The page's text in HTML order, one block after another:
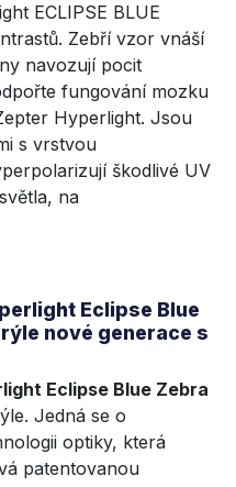
ECLIPSE BLUE
Zebří vzor vnáší
navozují pocit
fungování mozku
Hyperlight. Jsou
s vrstvou
škodlivé UV
na
Eclipse Blue
nové generace s
Eclipse Blue Zebra
Jedná se o
optiky, která
patentovanou